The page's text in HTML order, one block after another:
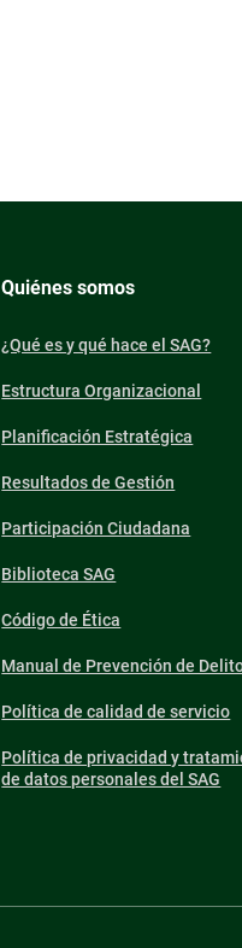
Quiénes somos
¿Qué es y qué hace el SAG?
Estructura Organizacional
Planificación Estratégica
Resultados de Gestión
Participación Ciudadana
Biblioteca SAG
Código de Ética
Manual de Prevención de
Política de calidad de servicio
Política de privacidad y
de datos personales del SAG